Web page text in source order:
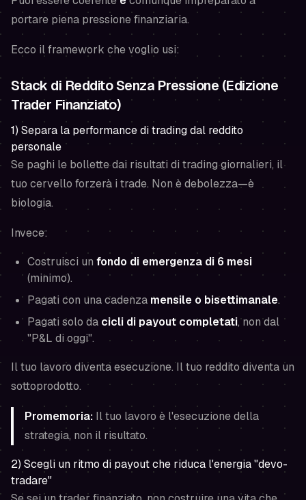
portare piena pressione finanziaria.
Ecco il framework che voglio usi:
Stack di Reddito Senza Pressione (Edizione
Trader Finanziato)
1) Separa la performance di trading dal reddito
personale
Se paghi le bollette dai risultati di trading giornalieri, il
tuo cervello forzerà i trade. Non è debolezza—è
biologia.
Invece:
Costruisci un fondo di emergenza di 6 mesi
(minimo).
Pagati con una cadenza mensile o bisettimanale.
Pagati solo da cicli di payout completati, non dal
"P&L di oggi".
Il tuo lavoro diventa esecuzione. Il tuo reddito diventa un
sottoprodotto.
Promemoria: Il tuo lavoro è l'esecuzione della
strategia, non il risultato.
2) Scegli un ritmo di payout che riduca l'energia "devo-
tradare"